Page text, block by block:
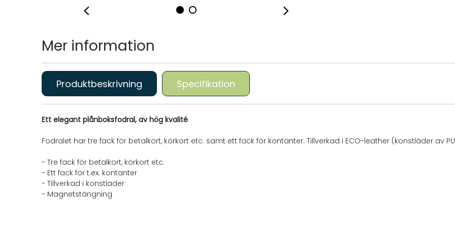
Mer information
Produktbeskrivning Specifikation
Ett elegant plånboksfodral, av hög kvalité
Fodralet har tre fack för betalkort, körkort etc. samt ett fack för kontanter. Tillverkad i ECO-leather (konstläder av
- Tre fack för betalkort, körkort etc.
- Ett fack för t.ex. kontanter
- Tillverkad i konstläder
- Magnetstängning